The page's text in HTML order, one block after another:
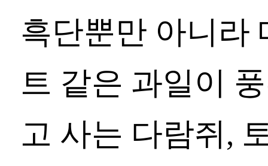
흑단뿐만 아니라
트 같은 과일이
고 사는 다람쥐,